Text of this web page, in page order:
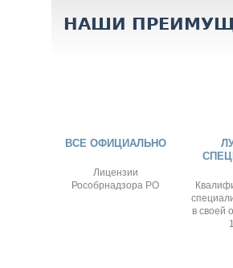
НАШИ
ВСЕ ОФИЦИАЛЬНО
Лицензии
Рособрнадзора РО
в своей